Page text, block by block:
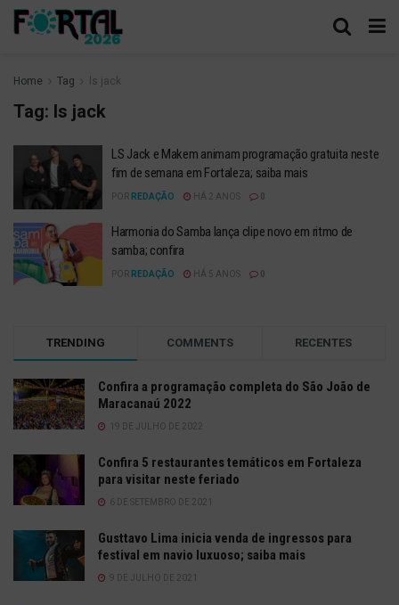
Home Tag ls jack
Tag: ls jack
LS Jack e Makem animam programação gratuita neste
fim de semana em Fortaleza; saiba mais
POR REDAÇÃO HÁ 2 ANOS
Harmonia do Samba lança clipe novo em ritmo de
samba; confira
POR REDAÇÃO HÁ 5 ANOS
TRENDING COMMENTS RECENTES
Confira a programação completa do São João de
Maracanaú 2022
19 DE JULHO DE 2022
Confira 5 restaurantes temáticos em Fortaleza
para visitar neste feriado
6 DE SETEMBRO DE 2021
Gusttavo Lima inicia venda de ingressos para
festival em navio luxuoso; saiba mais
9 DE JULHO DE 2021